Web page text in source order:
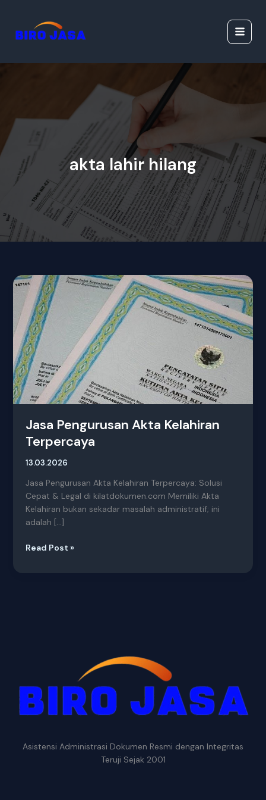
konten
akta lahir hilang
Jasa Pengurusan Akta Kelahiran
Terpercaya
13.03.2026
Jasa Pengurusan Akta Kelahiran Terpercaya: Solusi
Cepat & Legal di kilatdokumen.com Memiliki Akta
Kelahiran bukan sekadar masalah administratif; ini
adalah […]
Jasa
Pengurusan
Akta
Kelahiran
Terpercaya
Read Post »
Asistensi Administrasi Dokumen Resmi dengan Integritas
Teruji Sejak 2001